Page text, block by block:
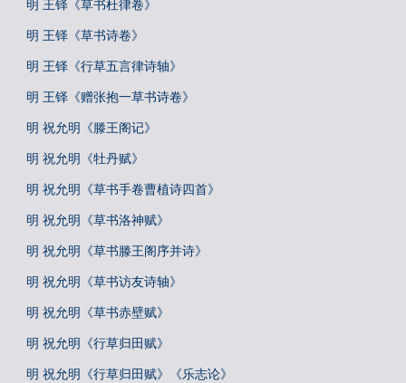
明 王铎《草书杜律卷》
明 王铎《草书诗卷》
明 王铎《行草五言律诗轴》
明 王铎《赠张抱一草书诗卷》
明 祝允明《滕王阁记》
明 祝允明《牡丹赋》
明 祝允明《草书手卷曹植诗四首》
明 祝允明《草书洛神赋》
明 祝允明《草书滕王阁序并诗》
明 祝允明《草书访友诗轴》
明 祝允明《草书赤壁赋》
明 祝允明《行草归田赋》
明 祝允明《行草归田赋》《乐志论》